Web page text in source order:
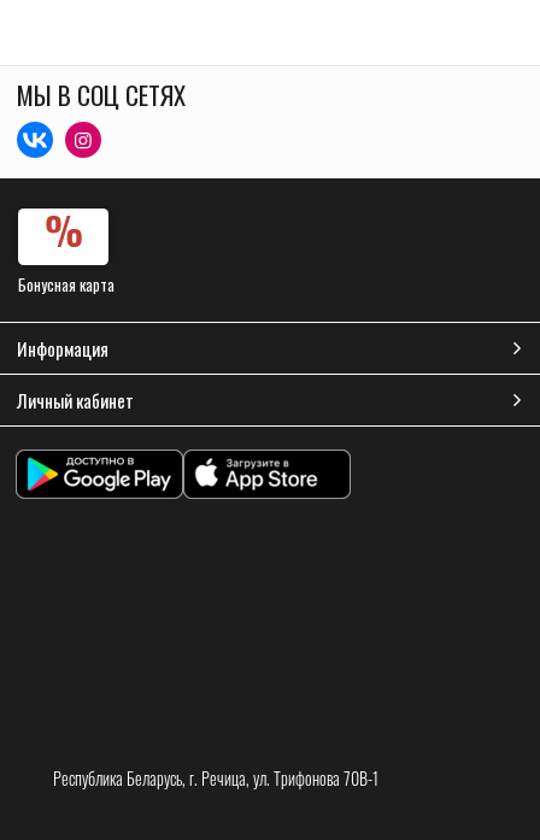
МЫ В СОЦ СЕТЯХ
Бонусная карта
Информация
Личный кабинет
Республика Беларусь, г. Речица, ул. Трифонова 70В-1